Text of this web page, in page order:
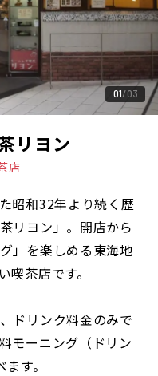
01 03
リヨン
店
昭和32年より続く歴
リヨン」。開店から
」を楽しめる東海地
茶店です。
ドリンク料金のみで
モーニング（ドリン
す。